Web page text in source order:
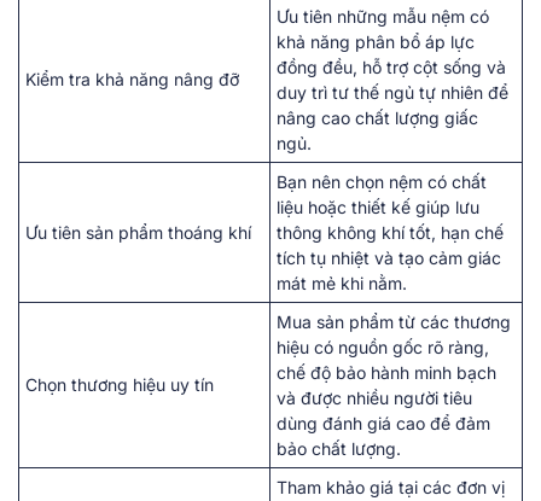
Kiểm tra khả năng nâng đỡ
Ưu tiên những mẫu nệm có
khả năng phân bổ áp lực
đồng đều, hỗ trợ cột sống và
duy trì tư thế ngủ tự nhiên để
nâng cao chất lượng giấc
ngủ.
Ưu tiên sản phẩm thoáng khí
Bạn nên chọn nệm có chất
liệu hoặc thiết kế giúp lưu
thông không khí tốt, hạn chế
tích tụ nhiệt và tạo cảm giác
mát mẻ khi nằm.
Chọn thương hiệu uy tín
Mua sản phẩm từ các thương
hiệu có nguồn gốc rõ ràng,
chế độ bảo hành minh bạch
và được nhiều người tiêu
dùng đánh giá cao để đảm
bảo chất lượng.
Tham khảo giá tại các đơn vị